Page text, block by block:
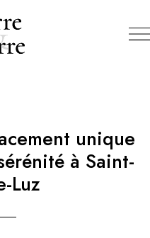
unique
à Saint-
Luz